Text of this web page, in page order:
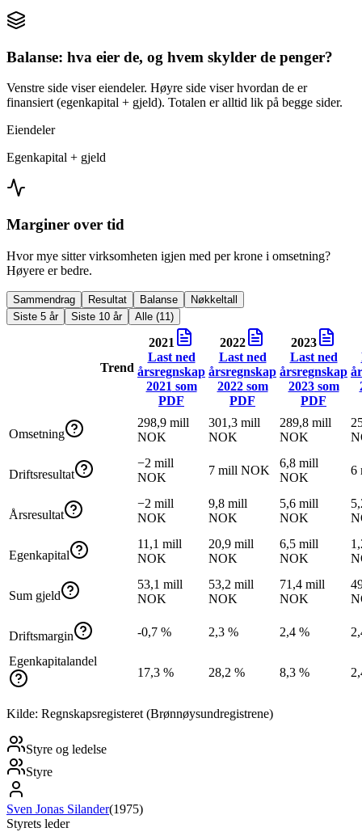
Balanse: hva eier de, og hvem skylder de penger?
Venstre side viser eiendeler. Høyre side viser hvordan de er
finansiert (egenkapital + gjeld). Totalen er alltid lik på begge sider.
Eiendeler
Egenkapital + gjeld
Marginer over tid
Hvor mye sitter virksomheten igjen med per krone i omsetning?
Høyere er bedre.
Sammendrag Resultat Balanse
Nøkkeltall
Siste 5 år
Siste 10 år Alle (11)
Trend
2021
Last ned
årsregnskap
2021 som
PDF
2022
Last ned
årsregnskap
2022som
PDF
2023
Last ned
årsregnskap
2023som
PDF
Omsetning
298,9 mill
NOK
301,3 mill
NOK
289,8 mill
NOK
Driftsresultat
−2 mill
NOK
7 mill NOK
6,8 mill
NOK
6
Årsresultat
−2 mill
NOK
9,8 mill
NOK
5,6 mill
NOK
Egenkapital
11,1 mill
NOK
20,9 mill
NOK
6,5 mill
NOK
Sum gjeld
53,1 mill
NOK
53,2 mill
NOK
71,4 mill
NOK
Driftsmargin -0,7 % 2,3 % 2,4 %
Egenkapitalandel
17,3 %
28,2 % 8,3 %
Kilde: Regnskapsregisteret (Brønnøysundregistrene)
Styre og ledelse
Styre
Sven Jonas Silander(1975)
Styrets leder